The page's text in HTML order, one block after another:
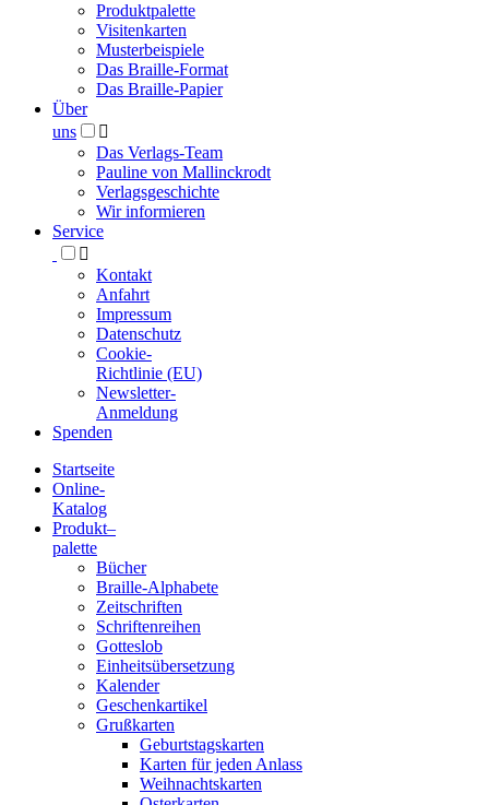
Produktpalette
Visitenkarten
Musterbeispiele
Das Braille-Format
Das Braille-Papier
Über
uns

Das Verlags-Team
Pauline von Mallinckrodt
Verlagsgeschichte
Wir informieren
Service

Kontakt
Anfahrt
Impressum
Datenschutz
Cookie-
Richtlinie (EU)
Newsletter-
Anmeldung
Spenden
Blindenschrift-
Verlag
Druckerei
gGmbH
Startseite
Online-
Katalog
Produkt–
palette
Bücher
Braille-Alphabete
Zeitschriften
Schriftenreihen
Gotteslob
Einheitsübersetzung
Kalender
Geschenkartikel
Grußkarten
Geburtstagskarten
Karten für jeden Anlass
Weihnachtskarten